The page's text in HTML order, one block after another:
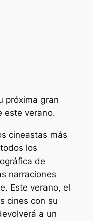
próxima gran
este verano.
cineastas más
los
de
narraciones
Este verano, el
cines con su
a un